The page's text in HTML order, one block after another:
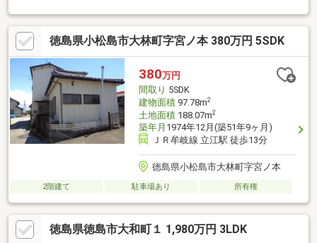
納豊富な住みやすい間取り≫■収納豊富な4LDK■車2台駐車可
■LDK16帖+和室4.5帖■全室収納付■雨でも安心のインナーバルコ
ニー≪安心の住宅性能≫■高断熱×耐震等級3×低価格の新築住宅!■
住宅性能表示制度7項目で最高等級取得!■地盤保証＋建物保証有■
定期点検付でアフターサービス充実♪本日ご案内可能です♪
徳島県小松島市大林町字宮ノ本 380万円 5SDK
380万円
間取り 5SDK
建物面積97.78m2
土地面積188.07m2
築年月 1974年12月(築51年9ヶ月)
ＪＲ牟岐線 立江駅 徒歩13分
徳島県小松島市大林町字宮ノ本
2階建て 駐車場あり 所有権
徳島県徳島市大和町１ 1,980万円 3LDK